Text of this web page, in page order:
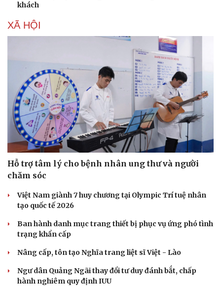
Cải chính
khách
XÃ HỘI
Hỗ trợ tâm lý cho bệnh nhân ung thư và người
chăm sóc
Việt Nam giành 7 huy chương tại Olympic Trí tuệ nhân
tạo quốc tế 2026
Ban hành danh mục trang thiết bị phục vụ ứng phó tình
trạng khẩn cấp
Nâng cấp, tôn tạo Nghĩa trang liệt sĩ Việt - Lào
Ngư dân Quảng Ngãi thay đổi tư duy đánh bắt, chấp
hành nghiêm quy định IUU